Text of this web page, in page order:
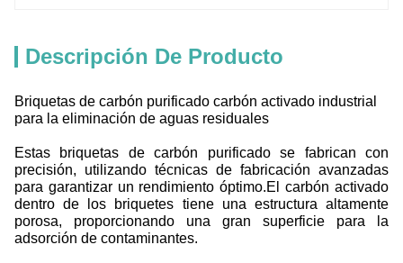
Descripción De Producto
Briquetas de carbón purificado carbón activado industrial
para la eliminación de aguas residuales
Estas briquetas de carbón purificado se fabrican con
precisión, utilizando técnicas de fabricación avanzadas
para garantizar un rendimiento óptimo.El carbón activado
dentro de los briquetes tiene una estructura altamente
porosa, proporcionando una gran superficie para la
adsorción de contaminantes.